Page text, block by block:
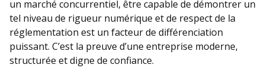
un marché concurrentiel, être capable de démontrer un
tel niveau de rigueur numérique et de respect de la
réglementation est un facteur de différenciation
puissant. C’est la preuve d’une entreprise moderne,
structurée et digne de confiance.